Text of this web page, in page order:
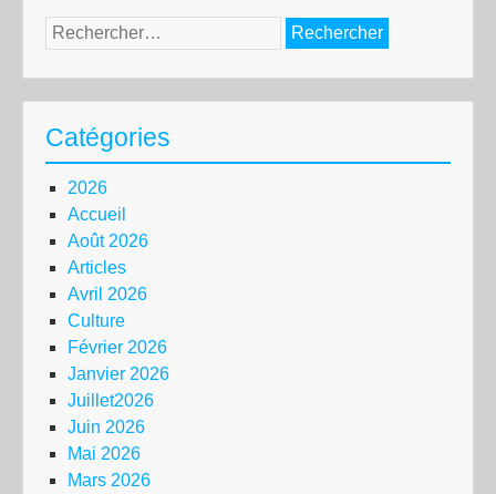
Rechercher :
Catégories
2026
Accueil
Août 2026
Articles
Avril 2026
Culture
Février 2026
Janvier 2026
Juillet2026
Juin 2026
Mai 2026
Mars 2026